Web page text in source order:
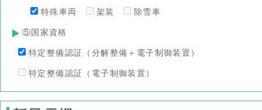
特殊車両 架装 除雪車
⑤国家資格
特定整備認証（分解整備＋電子制御装置）
特定整備認証（電子制御装置）